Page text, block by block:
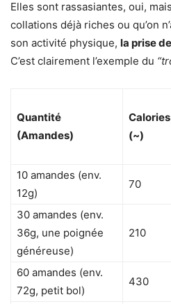
Elles sont rassasiantes, oui,
collations déjà riches ou qu’on
son activité physique, la prise
C’est clairement l’exemple du
Quantité
(Amandes)
Calories
(~)
10 amandes (env.
12g)
70
30 amandes (env.
36g, une poignée
généreuse)
210
60 amandes (env.
72g, petit bol)
430